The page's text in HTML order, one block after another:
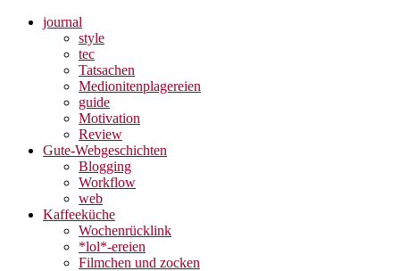
journal
style
tec
Tatsachen
Medionitenplagereien
guide
Motivation
Review
Gute-Webgeschichten
Blogging
Workflow
web
Kaffeeküche
Wochenrücklink
*lol*-ereien
Filmchen und zocken